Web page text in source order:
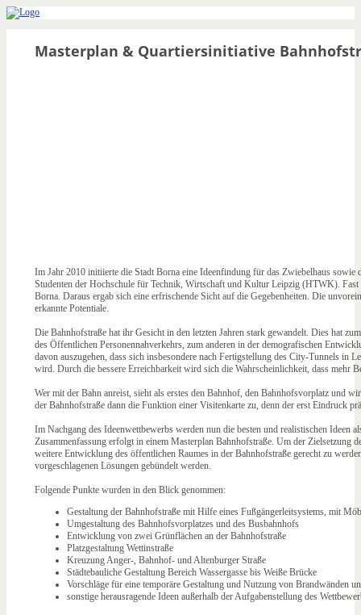
Masterplan & Quartiersinitiative
Im Jahr 2010 initiierte die Stadt Borna eine Ideenfindung für das Zwiebelhaus
Studenten der Hochschule für Technik, Wirtschaft und Kultur Leipzig (HTWK).
Borna. Daraus ergab sich eine erfrischende Sicht auf die Gegebenheiten. Die
erkannte Potentiale.
Die Bahnhofstraße hat ihr Gesicht in den letzten Jahren stark gewandelt. Dies hat
des Öffentlichen Personennahverkehrs, zum anderen in der demografischen
davon auszugehen, dass sich insbesondere nach Fertigstellung des City-Tunnels in
wird. Durch die bessere Erreichbarkeit wird sich die Wahrscheinlichkeit, dass mehr
Wer mit der Bahn anreist, sieht als erstes den Bahnhof, den Bahnhofsvorplatz und
der Bahnhofstraße dann die Funktion einer Visitenkarte zu, denn der erst Eindruck
Im Nachgang des Ideenwettbewerbs werden nun die besten und realistischen Ideen
Zusammenfassung erfolgt in einem Masterplan Bahnhofstraße. Um der Zielsetzung
weitere Entwicklung des öffentlichen Raumes in der Bahnhofstraße gerecht zu
vorgeschlagenen Lösungen gebündelt werden.
Folgende Punkte wurden in den Blick genommen:
Gestaltung der Bahnhofstraße mit Hilfe eines Fußgängerleitsystems, mit
Umgestaltung des Bahnhofsvorplatzes und des Busbahnhofs
Entwicklung von zwei Grünflächen an der Bahnhofstraße
Platzgestaltung Wettinstraße
Kreuzung Anger-, Bahnhof- und Altenburger Straße
Städtebauliche Gestaltung Bereich Wassergasse bis Weiße Brücke
Vorschläge für eine temporäre Gestaltung und Nutzung von Brandwänden
sonstige herausragende Ideen außerhalb der Aufgabenstellung des